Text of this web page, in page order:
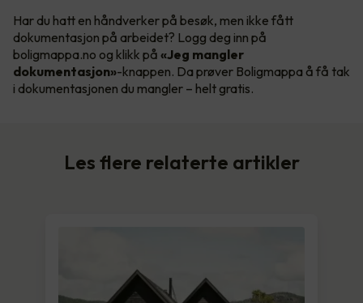
Har du hatt en håndverker på besøk, men ikke fått
dokumentasjon på arbeidet? Logg deg inn på
boligmappa.no og klikk på «Jeg mangler
dokumentasjon»-knappen. Da prøver Boligmappa å få tak
i dokumentasjonen du mangler – helt gratis.
Les flere relaterte artikler